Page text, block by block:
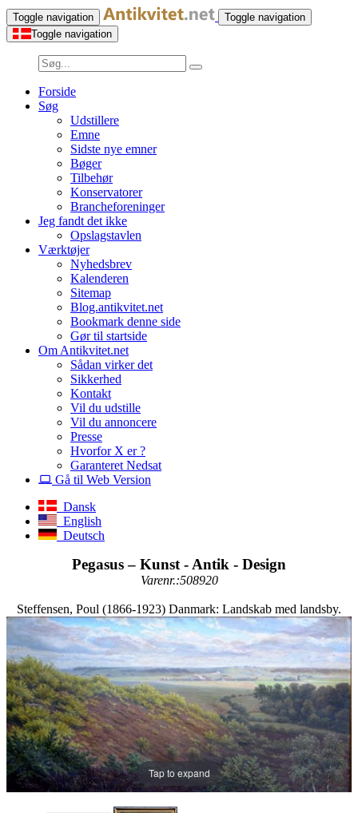
Toggle navigation
Toggle navigation
Toggle navigation
Forside
Søg
Udstillere
Emne
Sidste nye emner
Bøger
Tilbehør
Konservatorer
Brancheforeninger
Jeg fandt det ikke
Opslagstavlen
Værktøjer
Nyhedsbrev
Kalenderen
Sitemap
Blog.antikvitet.net
Bookmark denne side
Gør til startside
Om Antikvitet.net
Sådan virker det
Sikkerhed
Kontakt
Vil du udstille
Vil du annoncere
Presse
Hvorfor X er ?
Garanteret Nedsat
Gå til Web Version
Dansk
English
Deutsch
Pegasus – Kunst - Antik - Design
Varenr.:508920
Steffensen, Poul (1866-1923) Danmark: Landskab med landsby.
Tap to expand